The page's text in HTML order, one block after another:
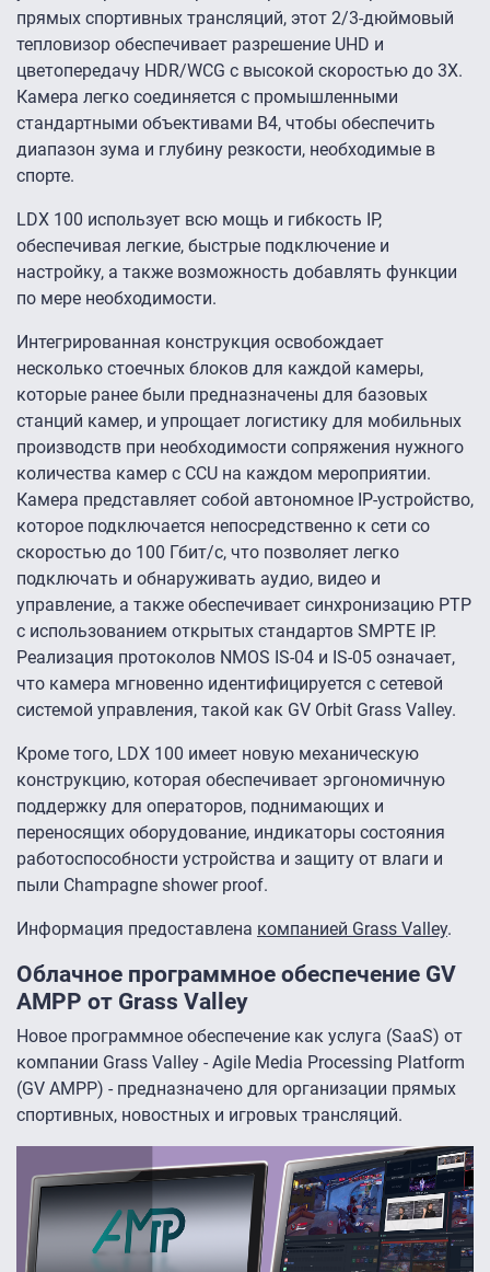
прямых спортивных трансляций, этот 2/3-дюймовый
тепловизор обеспечивает разрешение UHD и
цветопередачу HDR/WCG с высокой скоростью до 3Х.
Камера легко соединяется с промышленными
стандартными объективами B4, чтобы обеспечить
диапазон зума и глубину резкости, необходимые в
спорте.
LDX 100 использует всю мощь и гибкость IP,
обеспечивая легкие, быстрые подключение и
настройку, а также возможность добавлять функции
по мере необходимости.
Интегрированная конструкция освобождает
несколько стоечных блоков для каждой камеры,
которые ранее были предназначены для базовых
станций камер, и упрощает логистику для мобильных
производств при необходимости сопряжения нужного
количества камер с CCU на каждом мероприятии.
Камера представляет собой автономное IP-устройство,
которое подключается непосредственно к сети со
скоростью до 100 Гбит/с, что позволяет легко
подключать и обнаруживать аудио, видео и
управление, а также обеспечивает синхронизацию PTP
с использованием открытых стандартов SMPTE IP.
Реализация протоколов NMOS IS-04 и IS-05 означает,
что камера мгновенно идентифицируется с сетевой
системой управления, такой как GV Orbit Grass Valley.
Кроме того, LDX 100 имеет новую механическую
конструкцию, которая обеспечивает эргономичную
поддержку для операторов, поднимающих и
переносящих оборудование, индикаторы состояния
работоспособности устройства и защиту от влаги и
пыли Champagne shower proof.
Информация предоставлена компанией Grass Valley.
Облачное программное обеспечение GV
AMPP от Grass Valley
Новое программное обеспечение как услуга (SaaS) от
компании Grass Valley - Agile Media Processing Platform
(GV AMPP) - предназначено для организации прямых
спортивных, новостных и игровых трансляций.